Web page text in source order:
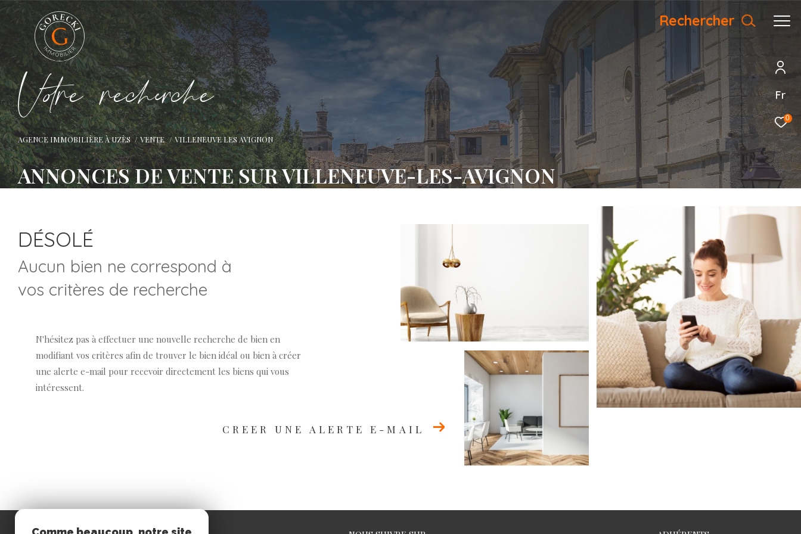
Fr
0
Rechercher
Vore recece
AGENCE IMMOBILIÈRE À UZÈS VENTE VILLENEUVE LES AVIGNON
ANNONCES DE VENTE SUR VILLENEUVE-LES-AVIGNON
DÉSOLÉ
Aucun bien ne correspond à
vos critères de recherche
N'hésitez pas à effectuer une nouvelle recherche de bien en
modifiant vos critères afin de trouver le bien idéal ou bien à créer
une alerte e-mail pour recevoir directement les biens qui vous
intéressent.
CREER UNE ALERTE E-MAIL